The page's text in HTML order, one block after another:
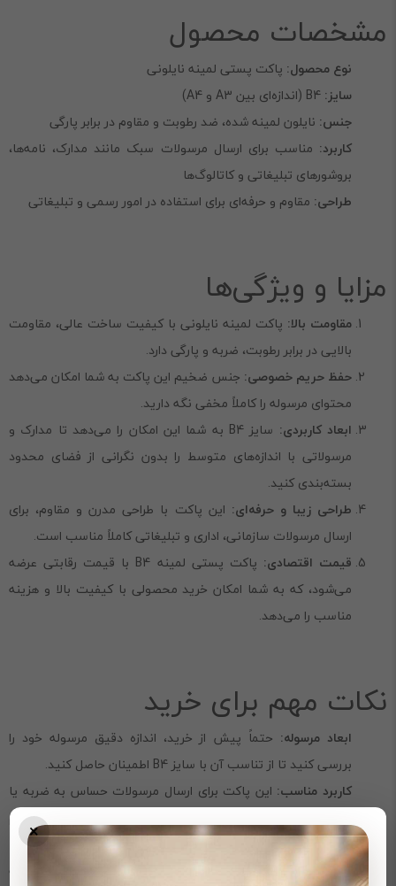
مشخصات محصول
نوع محصول: پاکت پستی لمینه نایلونی
سایز:
جنس: نایلون لمینه شده، ضد رطوبت و مقاوم در برابر پارگی
کاربرد: مناسب برای ارسال مرسولات سبک مانند مدارک، نامه‌ها،
بروشورهای تبلیغاتی و کاتالوگ‌ها
طراحی: مقاوم و حرفه‌ای برای استفاده در امور رسمی و تبلیغاتی
مزایا و ویژگی‌ها
مقاومت بالا: پاکت لمینه نایلونی با کیفیت ساخت عالی، مقاومت
بالایی در برابر رطوبت، ضربه و پارگی دارد.
حفظ حریم خصوصی: جنس ضخیم این پاکت به شما امکان می‌دهد
محتوای مرسوله را کاملاً مخفی نگه دارید.
ابعاد کاربردی:
سایز B4 به شما این امکان را می‌دهد تا مدارک و
مرسولاتی با اندازه‌های متوسط را بدون نگرانی از فضای محدود
بسته‌بندی کنید.
طراحی زیبا و حرفه‌ای: این پاکت با طراحی مدرن و مقاوم، برای
ارسال مرسولات سازمانی، اداری و تبلیغاتی کاملاً مناسب است.
قیمت اقتصادی:
پاکت پستی لمینه B4 با قیمت رقابتی عرضه
می‌شود، که به شما امکان خرید محصولی با کیفیت بالا و هزینه
مناسب را می‌دهد.
نکات مهم برای خرید
ابعاد مرسوله: حتماً پیش از خرید، اندازه دقیق مرسوله خود را
بررسی کنید تا از تناسب آن با سایز B4 اطمینان حاصل کنید.
کاربرد مناسب: این پاکت برای ارسال مرسولات حساس به ضربه یا
رطوبت بسیار مناسب است، اما برای کالاهای سنگین یا حجیم
توصیه نمی‌شود.
کیفیت محصول:
پاکت پستی لمینه نایلونی مشکی از مواد اولیه
×